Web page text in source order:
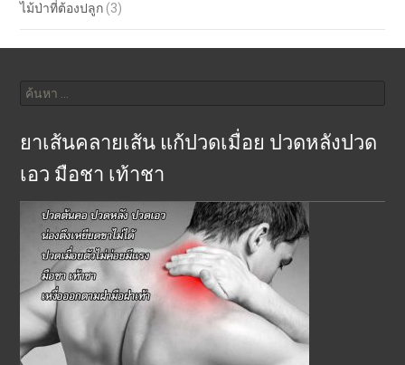
ไม้ป่าที่ต้องปลูก (3)
สำหรับ:
ยาเส้นคลายเส้น แก้ปวดเมื่อย ปวดหลังปวด
เอว มือชา เท้าชา